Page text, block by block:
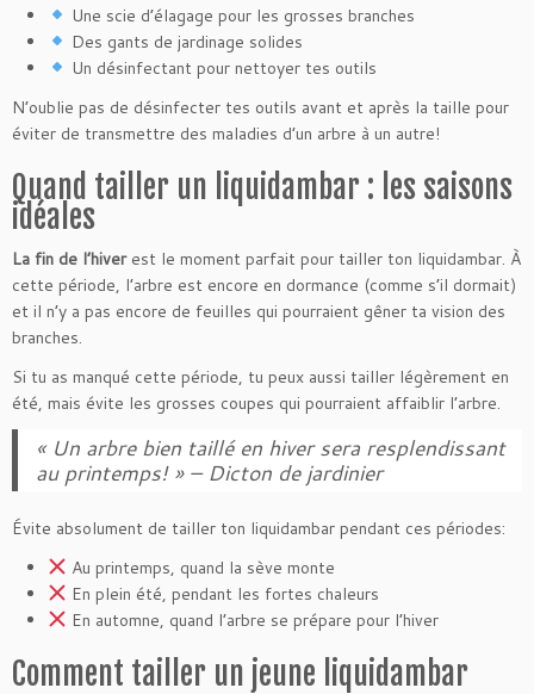
Une scie d’élagage pour les grosses branches
Des gants de jardinage solides
Un désinfectant pour nettoyer tes outils
N’oublie pas de désinfecter tes outils avant et après la taille pour
éviter de transmettre des maladies d’un arbre à un autre!
Quand tailler un liquidambar : les saisons
idéales
La fin de l’hiverest le moment parfait pour tailler ton liquidambar. À
cette période, l’arbre est encore en dormance (comme s’il dormait)
et il n’y a pas encore de feuilles qui pourraient gêner ta vision des
branches.
Si tu as manqué cette période, tu peux aussi tailler légèrement en
été, mais évite les grosses coupes qui pourraient affaiblir l’arbre.
« Un arbre bien taillé en hiver sera resplendissant
au printemps! » – Dicton de jardinier
Évite absolument de tailler ton liquidambar pendant ces périodes:
Au printemps, quand la sève monte
En plein été, pendant les fortes chaleurs
En automne, quand l’arbre se prépare pour l’hiver
Comment tailler un jeune liquidambar